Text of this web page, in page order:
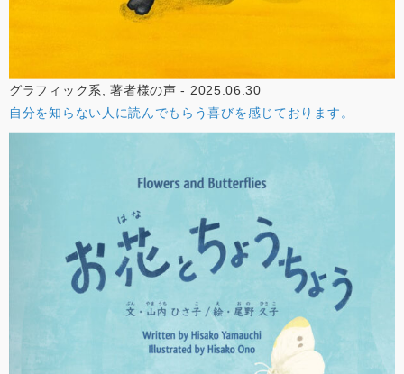
グラフィック系, 著者様の声 - 2025.06.30
自分を知らない人に読んでもらう喜びを感じております。